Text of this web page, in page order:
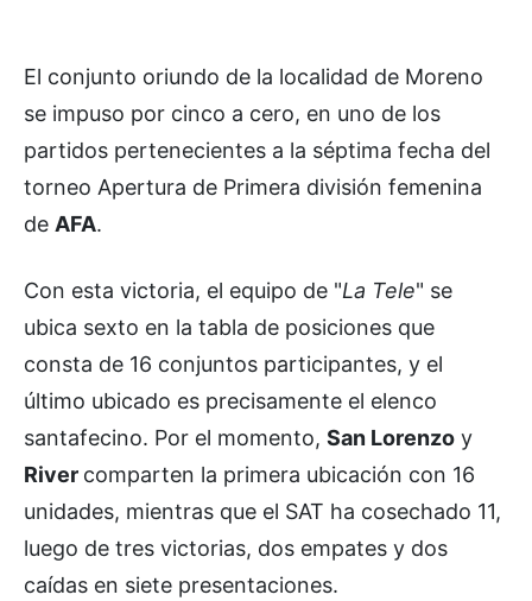
El conjunto oriundo de la localidad de Moreno
se impuso por cinco a cero, en uno de los
partidos pertenecientes a la séptima fecha del
torneo Apertura de Primera división femenina
de AFA.
Con esta victoria, el equipo de "La Tele" se
ubica sexto en la tabla de posiciones que
consta de 16 conjuntos participantes, y el
último ubicado es precisamente el elenco
santafecino. Por el momento, San Lorenzo y
River comparten la primera ubicación con 16
unidades, mientras que el SAT ha cosechado 11,
luego de tres victorias, dos empates y dos
caídas en siete presentaciones.